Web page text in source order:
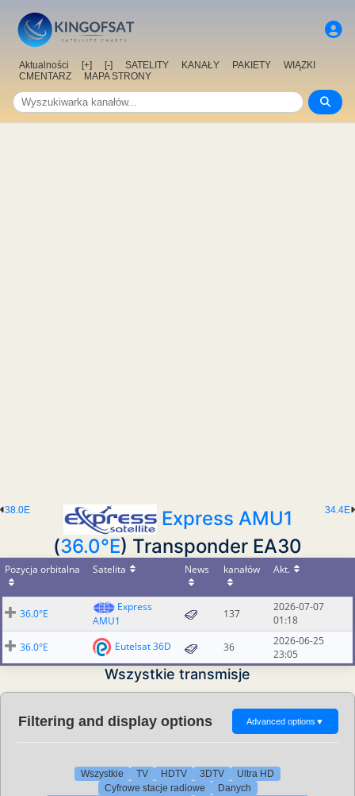
Aktualności [+] [-] SATELITY KANAŁY PAKIETY
WIĄZKI
CMENTARZ
MAPA STRONY
34.4E
38.0E
Express AMU1
(36.0°E) Transponder EA30
Pozycja orbitalna Satelita News kanałów Akt.
36.0°E
Express
AMU1
137
2026-07-07
01:18
36.0°E
Eutelsat 36D 36
2026-06-25
23:05
Wszystkie transmisje
Filtering and display options Advanced options ▼
Wszystkie TV HDTV 3DTV
Ultra HD
Cyfrowe stacje radiowe
Danych